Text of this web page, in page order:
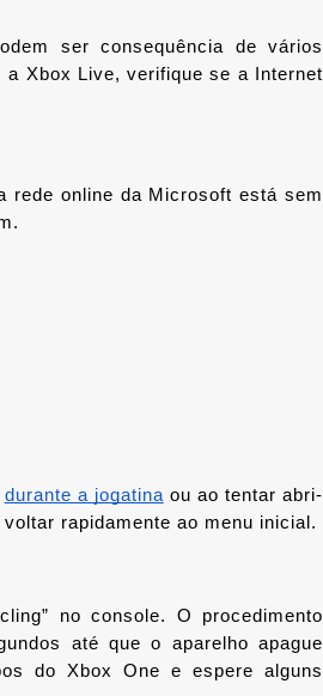
ser consequência de vários
Xbox Live, verifique se a Internet
online da Microsoft está sem
durante a jogatina ou ao tentar abri-
rapidamente ao menu inicial.
no console. O procedimento
até que o aparelho apague
do Xbox One e espere alguns